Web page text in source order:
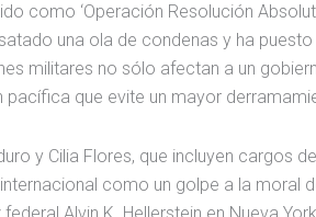
como ‘Operación Resolución
una ola de condenas y ha
militares no sólo afectan a un
que evite un mayor
y Cilia Flores, que incluyen cargos
como un golpe a la moral